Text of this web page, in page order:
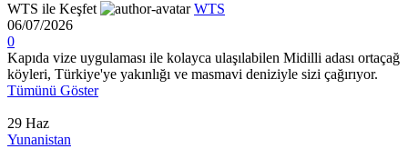
WTS ile Keşfet
WTS
06/07/2026
0
Kapıda vize uygulaması ile kolayca ulaşılabilen Midilli adası ortaçağ
köyleri, Türkiye'ye yakınlığı ve masmavi deniziyle sizi çağırıyor.
Tümünü Göster
29 Haz
Yunanistan